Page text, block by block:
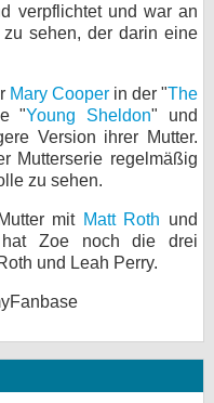
verpflichtet und war an
sehen, der darin eine
Mary Cooper in der "The
"Young Sheldon" und
Version ihrer Mutter.
Mutterserie regelmäßig
zu sehen.
mit Matt Roth und
Zoe noch die drei
und Leah Perry.